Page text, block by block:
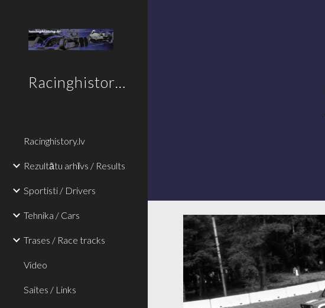
Racinghistory.lv
Racinghistory.lv
Rezultātu arhīvs / Results
Sportisti / Drivers
Tehnika / Cars
Trases / Race tracks
Video
Saites / Links